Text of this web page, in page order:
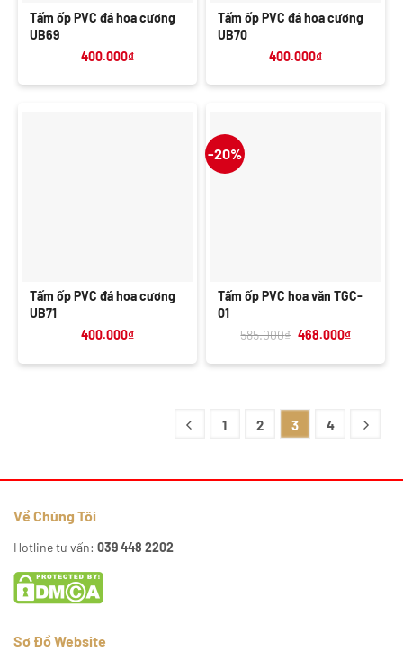
Tấm ốp PVC đá hoa cương
UB69
400.000₫
Tấm ốp PVC đá hoa cương
UB70
400.000₫
Tấm ốp PVC đá hoa cương
UB71
400.000₫
-20%
Tấm ốp PVC hoa văn TGC-
01
585.000₫ Giá
585.000₫.
468.000₫Giá
là:
1 2 3 4
Về Chúng Tôi
Hotline tư vấn: 039 448 2202
Sơ Đồ Website